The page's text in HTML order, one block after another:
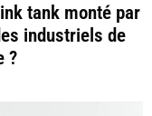
tank monté par
industriels de
?